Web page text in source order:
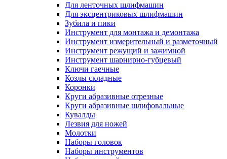
Для ленточных шлифмашин
Для эксцентриковых шлифмашин
Зубила и пики
Инструмент для монтажа и демонтажа
Инструмент измерительный и разметочный
Инструмент режущий и зажимной
Инструмент шарнирно-губцевый
Ключи гаечные
Козлы складные
Коронки
Круги абразивные отрезные
Круги абразивные шлифовальные
Кувалды
Лезвия для ножей
Молотки
Наборы головок
Наборы инструментов